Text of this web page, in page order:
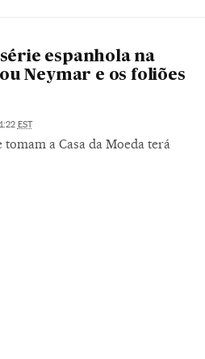
série espanhola na
Neymar e os foliões
EST
a Casa da Moeda terá